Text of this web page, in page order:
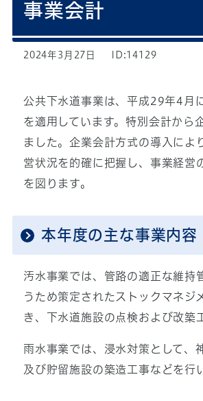
事業会計
2024年3月27日 ID:14129
公共下水道事業は、平成29年4月
を適用しています。特別会計から
ました。企業会計方式の導入によ
営状況を的確に把握し、事業経営
を図ります。
本年度の主な事業内容
汚水事業では、管路の適正な維持
うため策定されたストックマネジ
き、下水道施設の点検および改築
雨水事業では、浸水対策として、
及び貯留施設の築造工事などを行